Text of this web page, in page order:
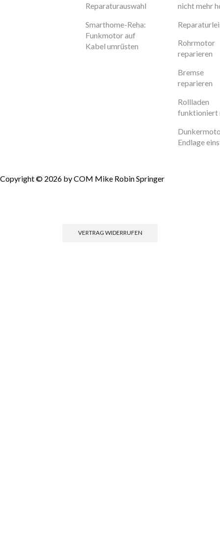
Reparaturauswahl
Smarthome-Reha:
Funkmotor auf
Kabel umrüsten
nicht mehr
Rohrmotor
reparieren
Bremse
reparieren
Rollladen
funktioniert
Endlage
Copyright © 2026 by COM Mike Robin Springer
VERTRAG WIDERRUFEN